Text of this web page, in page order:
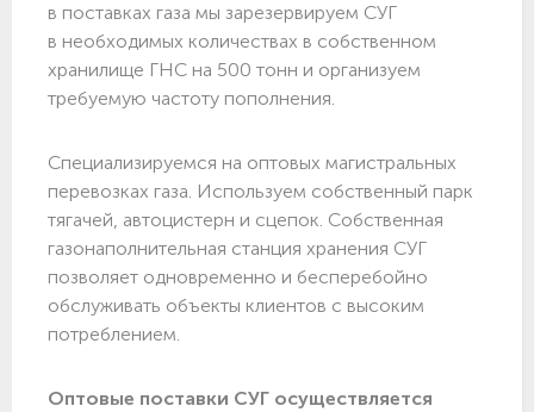
в поставках газа мы зарезервируем СУГ
в необходимых количествах в собственном
хранилище ГНС на 500 тонн и организуем
требуемую частоту пополнения.
Специализируемся на оптовых магистральных
перевозках газа. Используем собственный парк
тягачей, автоцистерн и сцепок. Собственная
газонаполнительная станция хранения СУГ
позволяет одновременно и бесперебойно
обслуживать объекты клиентов с высоким
потреблением.
Оптовые поставки СУГ осуществляется